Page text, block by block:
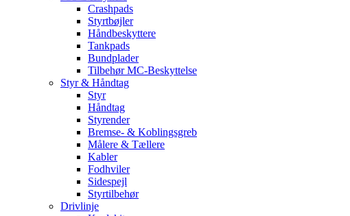
Crashpads
Styrtbøjler
Håndbeskyttere
Tankpads
Bundplader
Tilbehør MC-Beskyttelse
Styr & Håndtag
Styr
Håndtag
Styrender
Bremse- & Koblingsgreb
Målere & Tællere
Kabler
Fodhviler
Sidespejl
Styrtilbehør
Drivlinje